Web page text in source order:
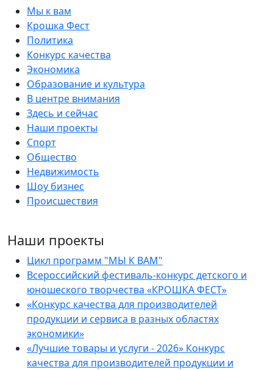
Мы к вам
Крошка Фест
Политика
Конкурс качества
Экономика
Образование и культура
В центре внимания
Здесь и сейчас
Наши проекты
Спорт
Общество
Недвижимость
Шоу бизнес
Происшествия
Наши проекты
Цикл программ "МЫ К ВАМ"
Всероссийский фестиваль-конкурс детского и
юношеского творчества «КРОШКА ФЕСТ»
«Конкурс качества для производителей
продукции и сервиса в разных областях
экономики»
«Лучшие товары и услуги - 2026» Конкурс
качества для производителей продукции и